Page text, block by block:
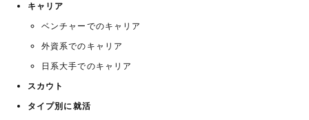
キャリア
ベンチャーでのキャリア
外資系でのキャリア
日系大手でのキャリア
スカウト
タイプ別に就活